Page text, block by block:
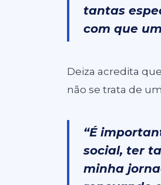
tantas
com que
Deiza acredita
não se trata de
“É
social, ter
minha